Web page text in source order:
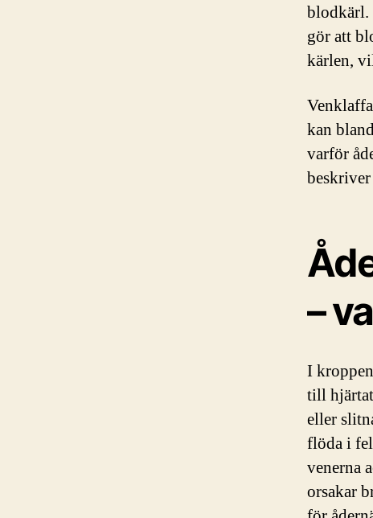
blodkärl.
gör att
kärlen,
kan
varför
–
I
till
eller
flöda i
venerna
orsakar